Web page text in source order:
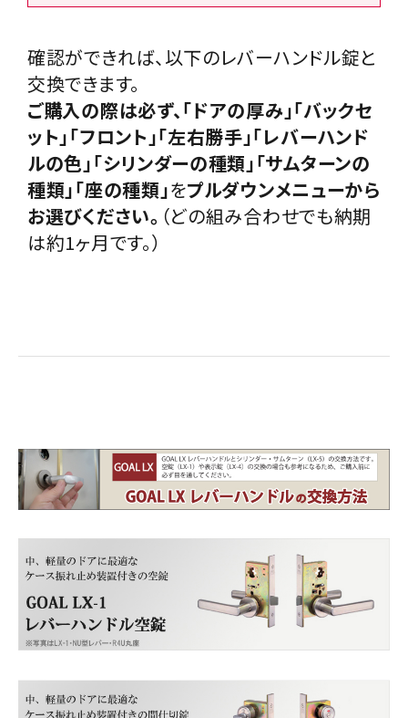
確認ができれば、以下のレバーハンドル錠と
交換できます。
ご購入の際は必ず、「ドアの厚み」「バックセ
ット」「フロント」「左右勝手」「レバーハンド
ルの色」「シリンダーの種類」「サムターンの
種類」「座の種類」をプルダウンメニューから
お選びください。 （どの組み合わせでも納期
は約1ヶ月です。）
close
(必
須)
■バックセット
(必
須)
■フロント
(必